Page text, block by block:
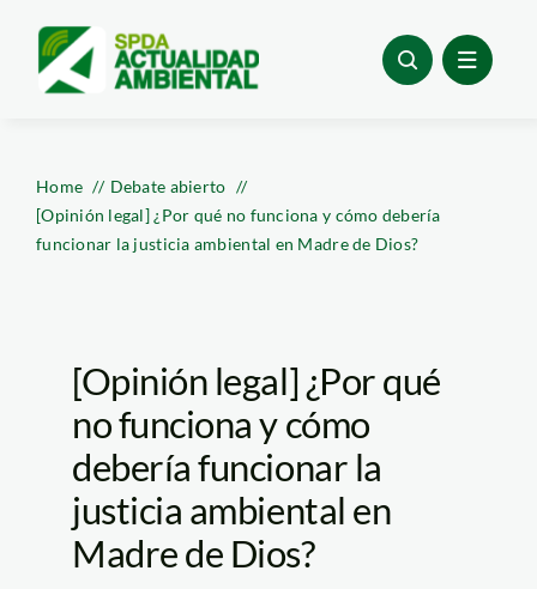
content
Home
Debate abierto
[Opinión legal] ¿Por qué no funciona y cómo debería
funcionar la justicia ambiental en Madre de Dios?
[Opinión legal] ¿Por qué
no funciona y cómo
debería funcionar la
justicia ambiental en
Madre de Dios?